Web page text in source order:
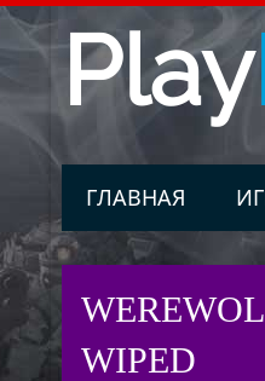
Play
ГЛАВНАЯ
WIPED